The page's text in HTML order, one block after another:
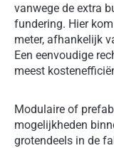
vanwege de extra
fundering. Hier
meter, afhankelijk
Een eenvoudige
meest
Modulaire of
mogelijkheden
grotendeels in de